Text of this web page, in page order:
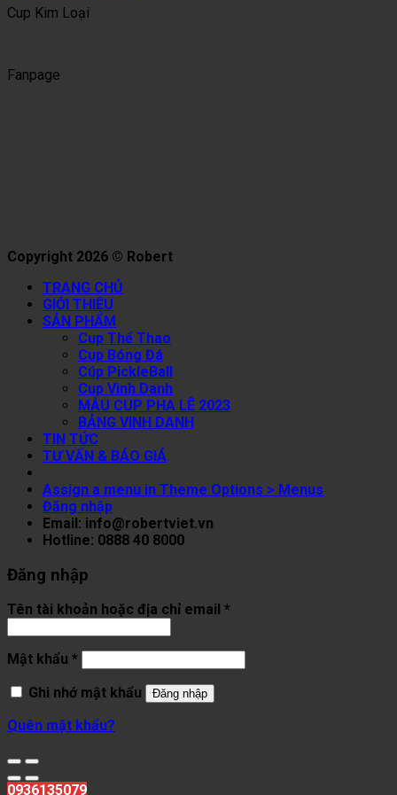
Cup Kim Loại
Fanpage
Copyright 2026 © Robert
TRANG CHỦ
GIỚI THIỆU
SẢN PHẨM
Cup Thể Thao
Cup Bóng Đá
Cúp PickleBall
Cup Vinh Danh
MẪU CUP PHA LÊ 2023
BẢNG VINH DANH
TIN TỨC
TƯ VẤN & BÁO GIÁ
Assign a menu in Theme Options > Menus
Đăng nhập
Email: info@robertviet.vn
Hotline: 0888 40 8000
Đăng nhập
Tên tài khoản hoặc địa chỉ email *
Mật khẩu *
Ghi nhớ mật khẩu
Đăng nhập
Quên mật khẩu?
0936135079